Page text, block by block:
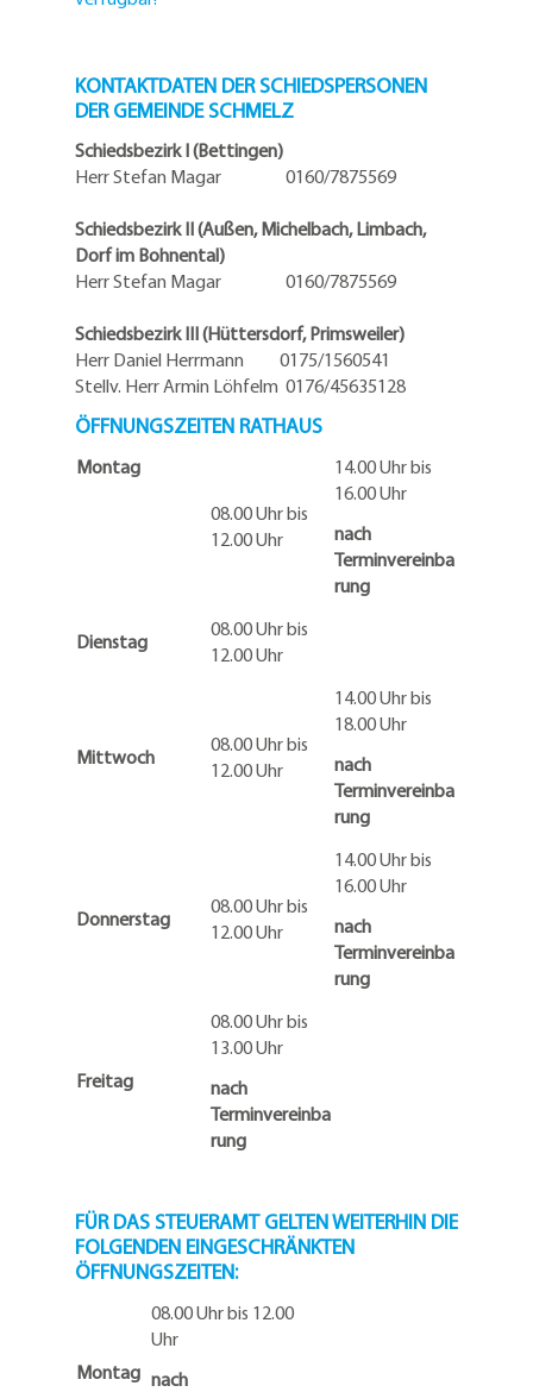
KONTAKTDATEN DER SCHIEDSPERSONEN
DER GEMEINDE SCHMELZ
Schiedsbezirk I (Bettingen)
Herr Stefan Magar 0160/7875569
Schiedsbezirk II (Außen, Michelbach, Limbach,
Dorf im Bohnental)
Herr Stefan Magar 0160/7875569
Schiedsbezirk III (Hüttersdorf, Primsweiler)
Herr Daniel Herrmann 0175/1560541
Stellv. Herr Armin Löhfelm 0176/45635128
ÖFFNUNGSZEITEN RATHAUS
Montag
08.00 Uhr bis
12.00 Uhr
14.00 Uhr bis
16.00 Uhr
nach
Terminvereinba
rung
Dienstag
08.00 Uhr bis
12.00 Uhr
Mittwoch
08.00 Uhr bis
12.00 Uhr
14.00 Uhr bis
18.00 Uhr
nach
Terminvereinba
rung
Donnerstag
08.00 Uhr bis
12.00 Uhr
14.00 Uhr bis
16.00 Uhr
nach
Terminvereinba
rung
Freitag
08.00 Uhr bis
13.00 Uhr
nach
Terminvereinba
rung
FÜR DAS STEUERAMT GELTEN WEITERHIN DIE
FOLGENDEN EINGESCHRÄNKTEN
ÖFFNUNGSZEITEN:
Montag
08.00 Uhr bis 12.00
Uhr
nach